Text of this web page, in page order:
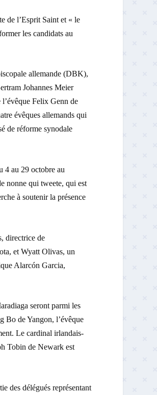
de l’Esprit Saint et « le
les candidats au
allemande (DBK),
Johannes Meier
Felix Genn de
évêques allemands qui
de réforme synodale
4 au 29 octobre au
nonne qui tweete, qui est
à soutenir la présence
directrice de
et Wyatt Olivas, un
Alarcón Garcia,
seront parmi les
Bo de Yangon, l’évêque
Le cardinal irlandais-
Tobin de Newark est
des délégués représentant